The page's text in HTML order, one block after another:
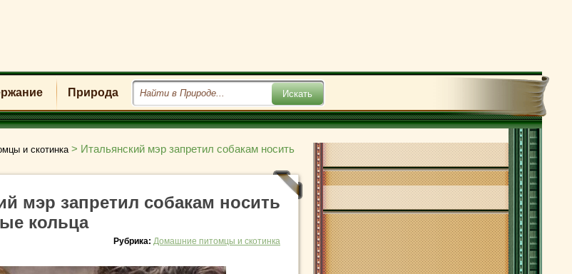
Природа
и скотинка > Итальянский мэр запретил собакам носить
мэр запретил собакам носить
кольца
Рубрика: Домашние питомцы и скотинка